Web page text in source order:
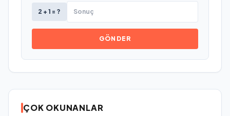
2 + 1 = ?
GÖNDER
ÇOK OKUNANLAR